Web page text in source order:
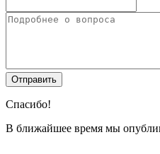
Спасибо!
В ближайшее время мы